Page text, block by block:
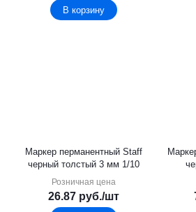
В корзину
Маркер перманентный Staff
черный толстый 3 мм 1/10
Розничная цена
26.87 руб./шт